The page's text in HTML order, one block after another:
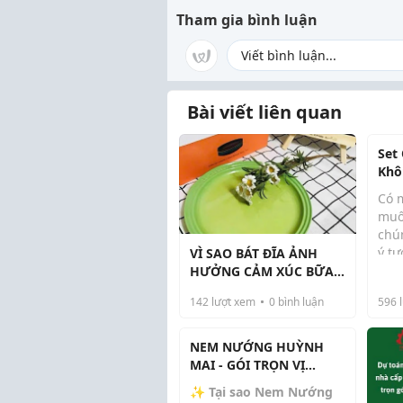
Tham gia bình luận
Bài viết liên quan
VÌ SAO BÁT ĐĨA ẢNH
HƯỞNG CẢM XÚC BỮA
142 lượt xem 0 bình luận
Set
Là
Có
ý
để
596
NEM NƯỚNG HUỲNH
MAI - GÓI TRỌN VỊ
NGON TRUYỀN THỐNG
✨ Tại sao Nem Nướng